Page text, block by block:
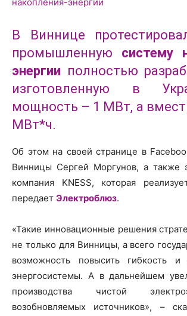
В Виннице
промышленную систему
энергии полностью
изготовленную в
мощность – 1 МВт, а
МВт*ч.
Об этом на своей странице в
Винницы Сергей Моргунов, а также
компания KNESS, которая
передает Электроблюз.
«Такие инновационные решения
не только для Винницы, а всего
возможность повысить гибкость и
энергосистемы. А в дальнейшем
производства чистой
возобновляемых источников», –